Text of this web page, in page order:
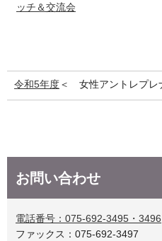
ッチ＆交流会
令和5年度＜ 女性アントレプ
お問い合わせ
電話番号：075-692-3495・3496
ファックス：075-692-3497